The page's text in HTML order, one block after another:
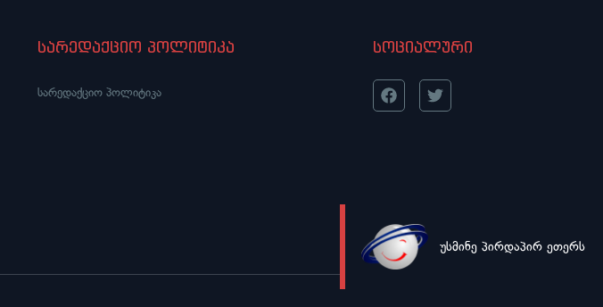
LIVEუსმინე პირდაპირ ეთერს
სარედაქციო პოლიტიკა
სარედაქციო პოლიტიკა
სოციალური